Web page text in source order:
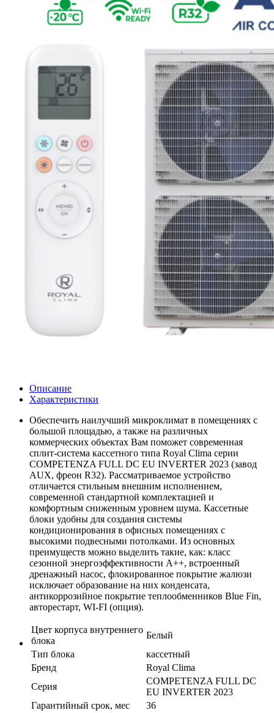
Описание
Характеристики
Обеспечить наилучший микроклимат в помещениях с
большой площадью, а также на различных
коммерческих объектах Вам поможет современная
сплит-система кассетного типа Royal Clima серии
COMPETENZA FULL DC EU INVERTER 2023 (завод
AUX, фреон R32). Рассматриваемое устройство
отличается стильным внешним исполнением,
современной стандартной комплектацией и
комфортным сниженным уровнем шума. Кассетные
блоки удобны для создания системы
кондиционирования в офисных помещениях с
высокими подвесными потолками. Из основных
преимуществ можно выделить такие, как: класс
сезонной энергоэффективности А++, встроенный
дренажный насос, флокированное покрытие жалюзи
исключает образование на них конденсата,
антикоррозийное покрытие теплообменников Blue Fin,
авторестарт, WI-FI (опция).
Цвет корпуса внутреннего
блока
Белый
Тип блока
кассетный
Бренд
Royal Clima
Серия
COMPETENZA FULL DC
EU INVERTER 2023
Гарантийный срок, мес
36